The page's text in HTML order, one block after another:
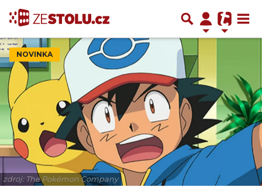
NOVINKA
zdroj: The Pokémon Company